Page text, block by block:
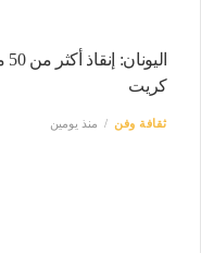
كريت
ثقافة وفن منذ يومين